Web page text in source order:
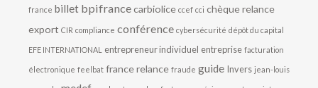
france billet bpifrancecarbiolice ccef cci chèque relance
export CIR compliance conférence cybersécurité dépôt du capital
EFE INTERNATIONAL entrepreneur individuel entreprise facturation
électronique feelbat france relance fraude guide Invers jean-louis